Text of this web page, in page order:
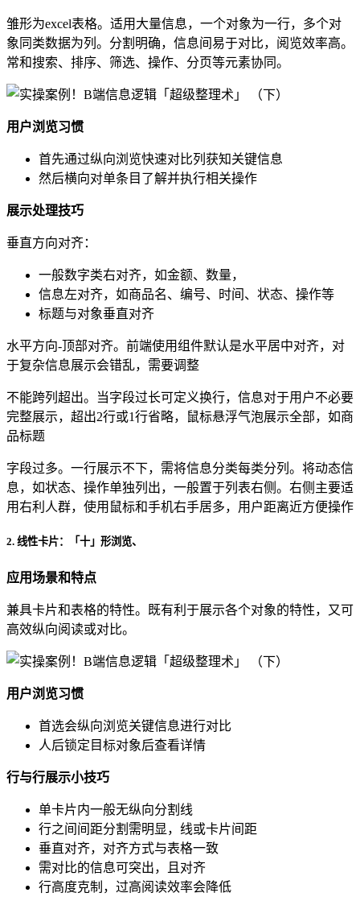
雏形为excel表格。适用大量信息，一个对象为一行，多个对
象同类数据为列。分割明确，信息间易于对比，阅览效率高。
常和搜索、排序、筛选、操作、分页等元素协同。
用户浏览习惯
首先通过纵向浏览快速对比列获知关键信息
然后横向对单条目了解并执行相关操作
展示处理技巧
垂直方向对齐：
一般数字类右对齐，如金额、数量，
信息左对齐，如商品名、编号、时间、状态、操作等
标题与对象垂直对齐
水平方向-顶部对齐。前端使用组件默认是水平居中对齐，对
于复杂信息展示会错乱，需要调整
不能跨列超出。当字段过长可定义换行，信息对于用户不必要
完整展示，超出2行或1行省略，鼠标悬浮气泡展示全部，如商
品标题
字段过多。一行展示不下，需将信息分类每类分列。将动态信
息，如状态、操作单独列出，一般置于列表右侧。右侧主要适
用右利人群，使用鼠标和手机右手居多，用户距离近方便操作
2. 线性卡片：「十」形浏览、
应用场景和特点
兼具卡片和表格的特性。既有利于展示各个对象的特性，又可
高效纵向阅读或对比。
用户浏览习惯
首选会纵向浏览关键信息进行对比
人后锁定目标对象后查看详情
行与行展示小技巧
单卡片内一般无纵向分割线
行之间间距分割需明显，线或卡片间距
垂直对齐，对齐方式与表格一致
需对比的信息可突出，且对齐
行高度克制，过高阅读效率会降低